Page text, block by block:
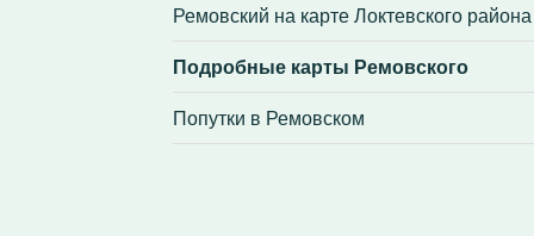
Ремовский на карте Локтевского
Подробные карты Ремовского
Попутки в Ремовском